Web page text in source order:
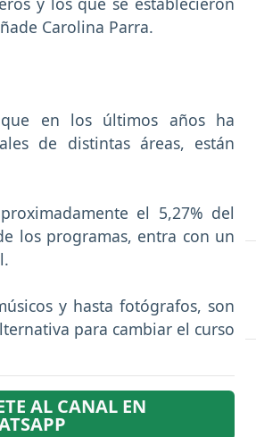
Carolina Parra.
en los últimos años ha
de distintas áreas, están
el 5,27% del
los programas, entra con un
y hasta fotógrafos, son
para cambiar el curso
AL CANAL EN